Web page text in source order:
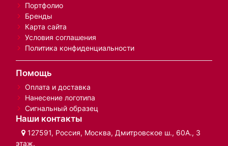
Портфолио
Бренды
Карта сайта
Условия соглашения
Политика конфиденциальности
Помощь
Оплата и доставка
Нанесение логотипа
Сигнальный образец
Наши контакты
127591, Россия, Москва, Дмитровское ш., 60А., 3
этаж.